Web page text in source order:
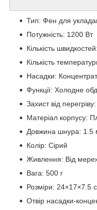
Тип: Фен для
Потужність: 1200 Вт
Кількість
Кількість
Насадки:
Функції: Холодне
Захист від
Матеріал корпусу:
Довжина шнура: 1.5
Колір: Сірий
Живлення: Від
Вага: 500 г
Розміри: 24×17×7.5
Отвір насадки-